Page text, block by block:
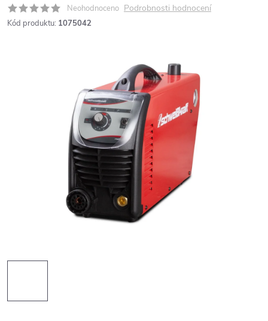
Neohodnoceno Podrobnosti hodnocení
Kód produktu: 1075042